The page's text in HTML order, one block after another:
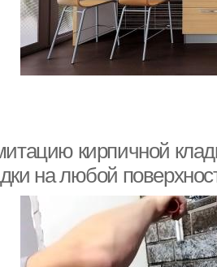
кирпичной
на любой